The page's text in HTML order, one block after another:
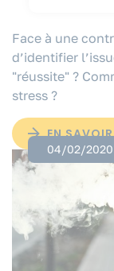
Face à une
d’identifier
"réussite" ?
stress ?
EN
04/02/2020